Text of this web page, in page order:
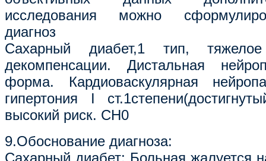
исследования можно
диагноз
Сахарный диабет,1 тип,
декомпенсации. Дистальная
форма. Кардиоваскулярная
гипертония I
высокий риск. СН0
9.Обоснование диагноза:
Сахарный диабет: Больная жалуется